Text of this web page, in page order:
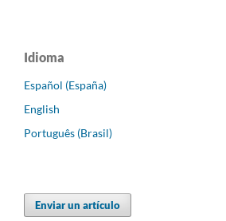
Idioma
Español (España)
English
Português (Brasil)
Enviar un artículo